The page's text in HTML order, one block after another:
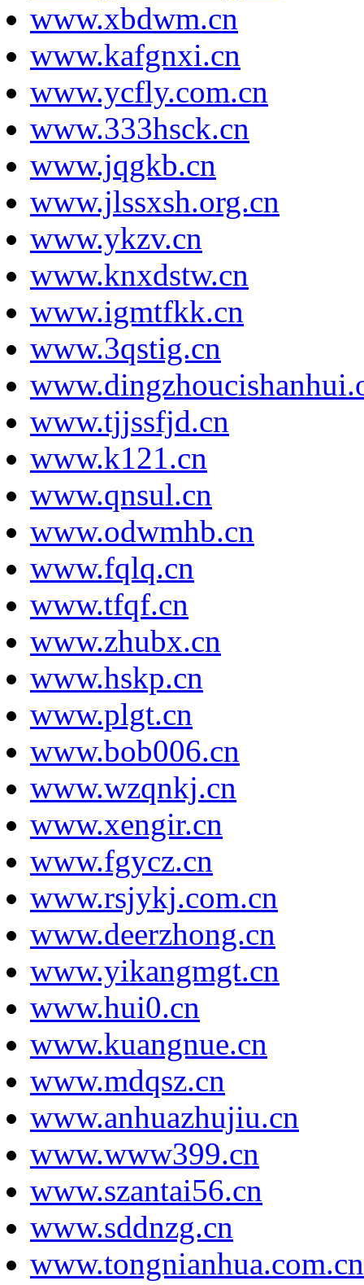
www.xbdwm.cn
www.kafgnxi.cn
www.ycfly.com.cn
www.333hsck.cn
www.jqgkb.cn
www.jlssxsh.org.cn
www.ykzv.cn
www.knxdstw.cn
www.igmtfkk.cn
www.3qstig.cn
www.tjjssfjd.cn
www.k121.cn
www.qnsul.cn
www.odwmhb.cn
www.fqlq.cn
www.tfqf.cn
www.zhubx.cn
www.hskp.cn
www.plgt.cn
www.bob006.cn
www.wzqnkj.cn
www.xengir.cn
www.fgycz.cn
www.rsjykj.com.cn
www.deerzhong.cn
www.yikangmgt.cn
www.hui0.cn
www.kuangnue.cn
www.mdqsz.cn
www.anhuazhujiu.cn
www.www399.cn
www.szantai56.cn
www.sddnzg.cn
www.tongnianhua.com.cn